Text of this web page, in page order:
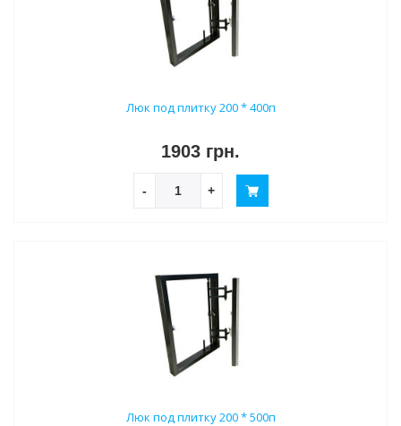
Люк под плитку 200 * 400п
1903 грн.
- +
Люк под плитку 200 * 500п